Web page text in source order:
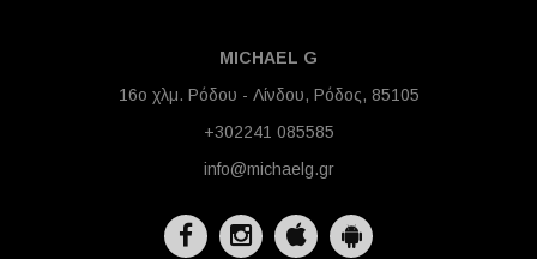
MICHAEL G
16ο χλμ. Ρόδου - Λίνδου, Ρόδος, 85105
+302241 085585
info@michaelg.gr